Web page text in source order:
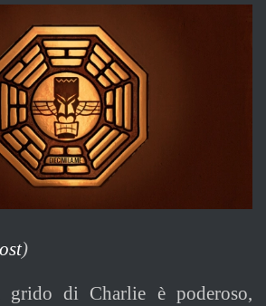
)
di Charlie è poderoso,